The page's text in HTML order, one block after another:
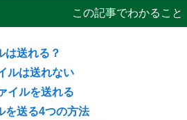
この記事でわかること
は送れる？
ルは送れない
イルを送れる
を送る4つの方法